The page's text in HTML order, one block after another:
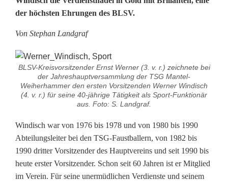
d
B
r
a
n
t
der höchsten Ehrungen des BLSV.
Von Stephan Landgraf
BLSV-Kreisvorsitzender Ernst Werner (3. v. r.) zeichnete bei
der Jahreshauptversammlung der TSG Mantel-
Weiherhammer den ersten Vorsitzenden Werner Windisch
(4. v. r.) für seine 40-jährige Tätigkeit als Sport-Funktionär
aus. Foto: S. Landgraf.
Windisch war von 1976 bis 1978 und von 1980 bis 1990
Abteilungsleiter bei den TSG-Faustballern, von 1982 bis
1990 dritter Vorsitzender des Hauptvereins und seit 1990 bis
heute erster Vorsitzender. Schon seit 60 Jahren ist er Mitglied
im Verein. Für seine unermüdlichen Verdienste und seinem